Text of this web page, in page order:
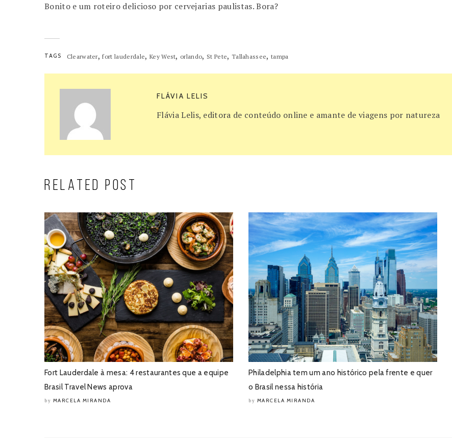
Bonito e um roteiro delicioso por cervejarias paulistas. Bora?
TAGS Clearwater,fort lauderdale, Key West, orlando, St Pete, Tallahassee,tampa
FLÁVIA LELIS
Flávia Lelis, editora de conteúdo online e amante de viagens por natureza
RELATED POST
Fort Lauderdale à mesa: 4 restaurantes que a equipe
Brasil Travel News aprova
by MARCELA MIRANDA
Philadelphia tem um ano histórico pela frente e quer
o Brasil nessa história
by MARCELA MIRANDA